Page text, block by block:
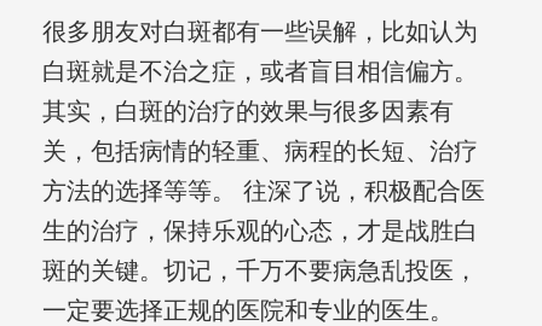
很多朋友对白斑都有一些误解，比如认为
白斑就是不治之症，或者盲目相信偏方。
其实，白斑的治疗的效果与很多因素有
关，包括病情的轻重、病程的长短、治疗
方法的选择等等。 往深了说，积极配合医
生的治疗，保持乐观的心态，才是战胜白
斑的关键。切记，千万不要病急乱投医，
一定要选择正规的医院和专业的医生。